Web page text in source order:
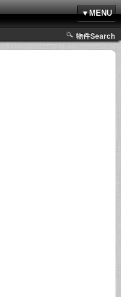
▼MENU
物件Search